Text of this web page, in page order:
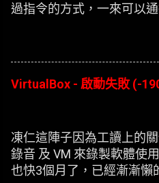
過指令的方式，一來可以
VirtualBox - 啟動失敗 (-
凍仁這陣子因為工讀上的
錄音 及 VM 來錄製軟體使
也快3個月了，已經漸漸懶